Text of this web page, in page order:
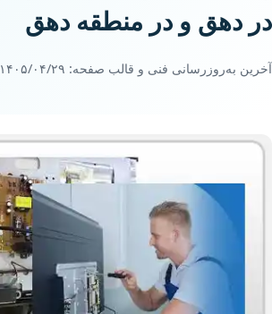
در دهق و در منطقه دهق
آخرین به‌روزرسانی فنی و قالب صفحه: ۱۴۰۵/۰۴/۲۹